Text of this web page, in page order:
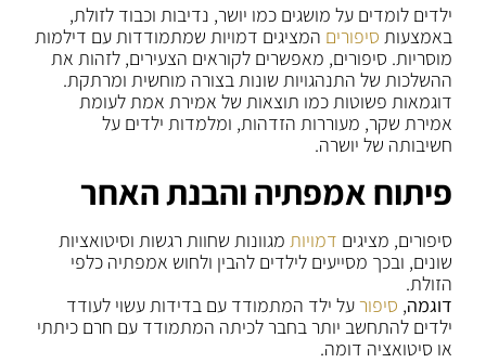
ילדים לומדים על מושגים כמו יושר, נדיבות וכבוד לזולת,
באמצעות סיפורים המציגים דמויות שמתמודדות עם דילמות
מוסריות. סיפורים, מאפשרים לקוראים הצעירים, לזהות את
ההשלכות של התנהגויות שונות בצורה מוחשית ומרתקת.
דוגמאות פשוטות כמו תוצאות של אמירת אמת לעומת
אמירת שקר, מעוררות הזדהות, ומלמדות ילדים על
חשיבותה של יושרה.
פיתוח אמפתיה והבנת האחר
סיפורים, מציגים דמויות מגוונות שחוות רגשות וסיטואציות
שונים, ובכך מסייעים לילדים להבין ולחוש אמפתיה כלפי
הזולת.
דוגמה, סיפורעל ילד המתמודד עם בדידות עשוי לעודד
ילדים להתחשב יותר בחבר לכיתה המתמודד עם חרם כיתתי
או סיטואציה דומה.